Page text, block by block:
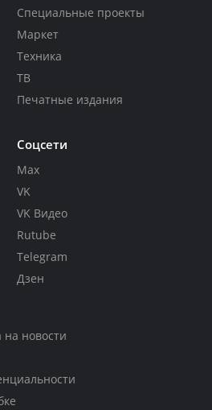
Специальные проекты
Маркет
Техника
ТВ
Печатные издания
Соцсети
Max
VK
VK Видео
Rutube
Telegram
Дзен
на новости